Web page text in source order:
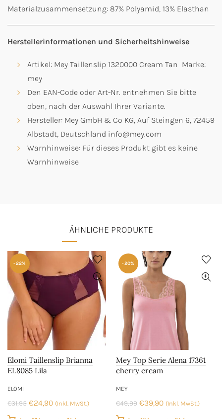
Materialzusammensetzung: 87% Polyamid, 13% Elasthan
Herstellerinformationen und Sicherheitshinweise
Artikel: Mey Taillenslip 1320000 Cream Tan Marke:
mey
Den EAN-Code oder Art-Nr. entnehmen Sie bitte
oben, nach der Auswahl Ihrer Variante.
Hersteller: Mey GmbH & Co KG, Auf Steingen 6, 72459
Albstadt, Deutschland info@mey.com
Warnhinweise: Für dieses Produkt gibt es keine
Warnhinweise
ÄHNLICHE PRODUKTE
-22%
Elomi Taillenslip Brianna
EL8085 Lila
ELOMI
€31,95 Ursprünglicher
€24,90Aktueller
(Inkl. MwSt.)
-20%
Mey Top Serie Alena 17361
cherry cream
MEY
€49,99 Ursprünglicher
€39,90Aktueller
(Inkl. MwSt.)